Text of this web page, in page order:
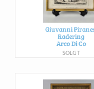
Giuvanni
Radering
Arco Di Co
SOLGT